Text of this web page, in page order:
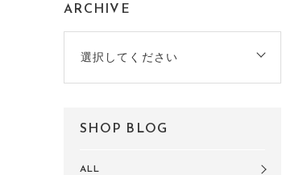
ARCHIVE
選択してください
SHOP BLOG
ALL